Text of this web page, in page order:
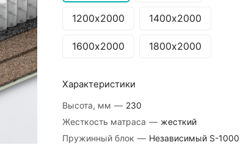
1200х2000 1400х2000
1600х2000 1800х2000
Характеристики
Высота, мм — 230
Жесткость матраса — жесткий
Пружинный блок — Независимый S-1000